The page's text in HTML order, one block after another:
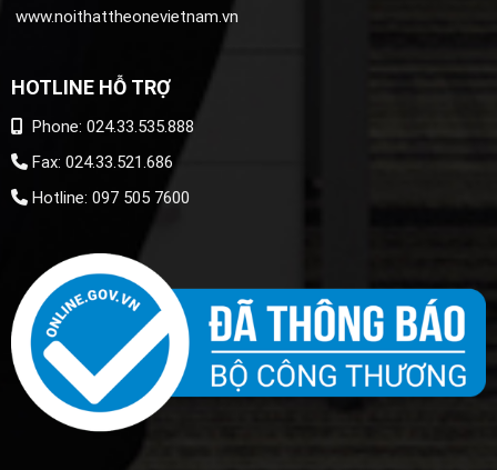
www.noithattheonevietnam.vn
HOTLINE HỖ TRỢ
Phone: 024.33.535.888
Fax: 024.33.521.686
Hotline: 097 505 7600